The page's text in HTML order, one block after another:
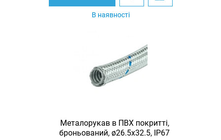
В наявності
Металорукав в ПВХ покритті,
броньований, ø26.5x32.5, IP67